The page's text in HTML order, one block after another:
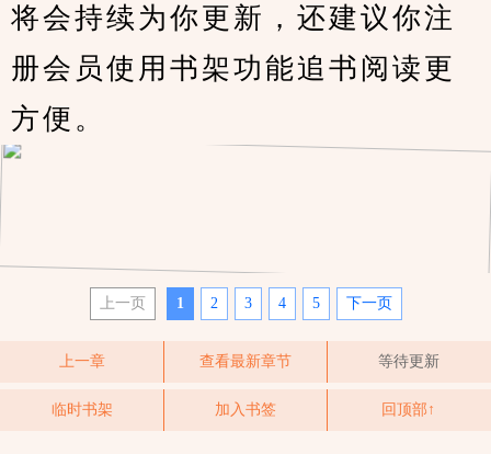
将会持续为你更新，还建议你注
册会员使用书架功能追书阅读更
方便。
上一页 1 2 3 4 5 下一页
上一章 查看最新章节 等待更新
临时书架 加入书签 回顶部↑